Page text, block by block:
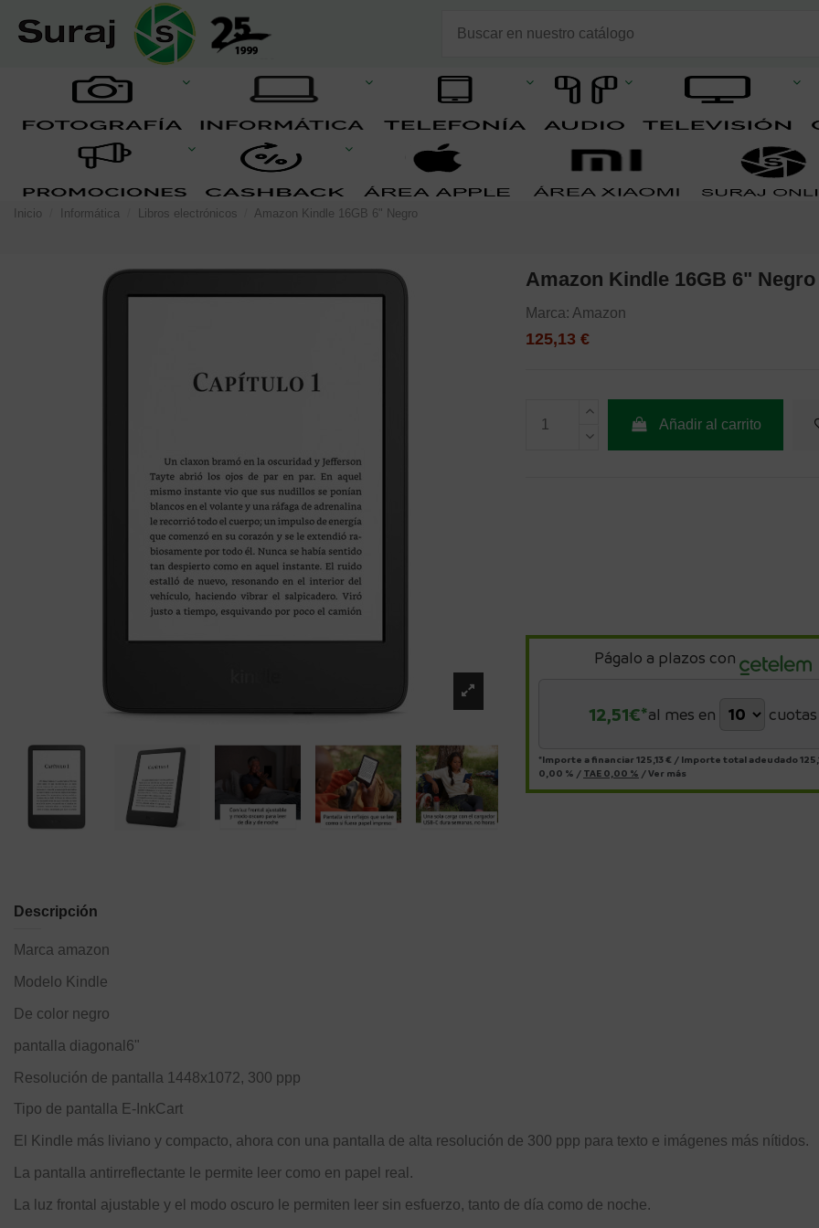
Inicio Informática Libros electrónicos Amazon Kindle 16GB 6" Negro
Amazon Kindle 16GB 6" Negro
Marca: Amazon
125,13 €
Añadir al carrito
Págalo a plazos con
12,51€*al mes en cuotas
*Importe a financiar 125,13 € / Importe total adeudado
0,00 % / TAE 0,00 % /Ver más
Descripción
Marca amazon
Modelo Kindle
De color negro
pantalla diagonal6"
Resolución de pantalla 1448x1072, 300 ppp
Tipo de pantalla E-InkCart
El Kindle más liviano y compacto, ahora con una pantalla de alta resolución de 300 ppp para texto e imágenes más nítidos.
La pantalla antirreflectante le permite leer como en papel real.
La luz frontal ajustable y el modo oscuro le permiten leer sin esfuerzo, tanto de día como de noche.